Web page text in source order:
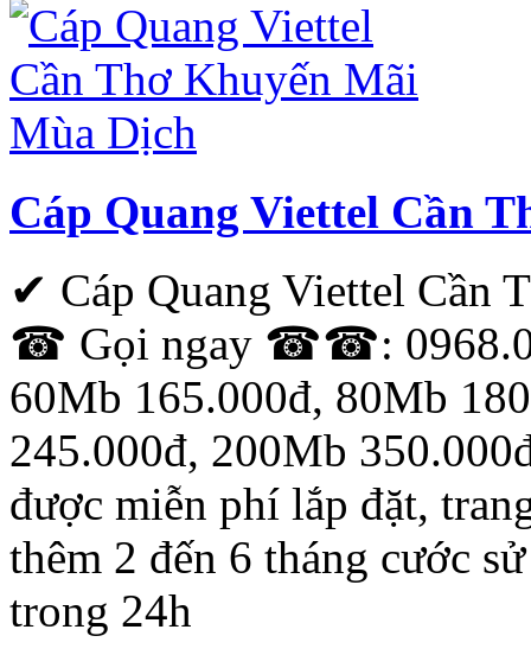
Cáp Quang Viettel Cần
✔ Cáp Quang Viettel
☎ Gọi ngay ☎☎:
60Mb 165.000đ, 80Mb
245.000đ, 200Mb
được miễn phí lắp đặt,
thêm 2 đến 6 tháng cước
trong 24h